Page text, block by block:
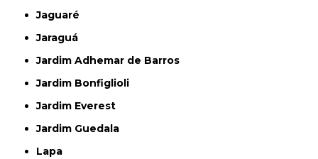
Jaguaré
Jaraguá
Jardim Adhemar de Barros
Jardim Bonfiglioli
Jardim Everest
Jardim Guedala
Lapa